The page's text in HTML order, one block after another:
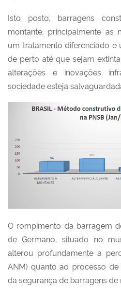
Isto posto, barragens
montante, principalmente as
um tratamento diferenciado e
de perto até que sejam
alterações e inovações
sociedade esteja
O rompimento da barragem
de Germano, situado no
alterou profundamente a
ANM) quanto ao processo
da segurança de barragens de